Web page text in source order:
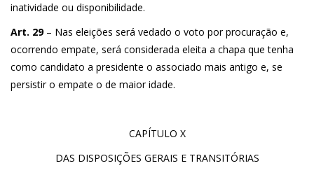
inatividade ou disponibilidade.
Art. 29– Nas eleições será vedado o voto por procuração e,
ocorrendo empate, será considerada eleita a chapa que tenha
como candidato a presidente o associado mais antigo e, se
persistir o empate o de maior idade.
CAPÍTULO X
DAS DISPOSIÇÕES GERAIS E TRANSITÓRIAS